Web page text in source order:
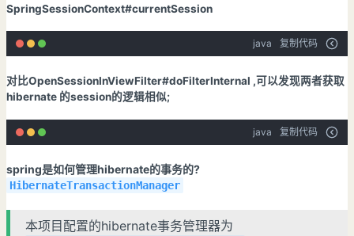
SpringSessionContext#currentSession
java 复制代码
对比OpenSessionInViewFilter#doFilterInternal ,可以发现两者获取
hibernate 的session的逻辑相似;
java 复制代码
spring是如何管理hibernate的事务的?
HibernateTransactionManager
本项目配置的hibernate事务管理器为